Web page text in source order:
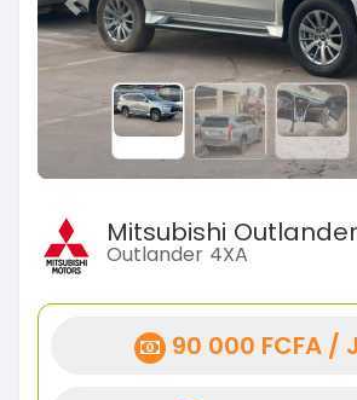
Previous
Mitsubishi Outlander
Outlander 4XA
90 000 FCFA /